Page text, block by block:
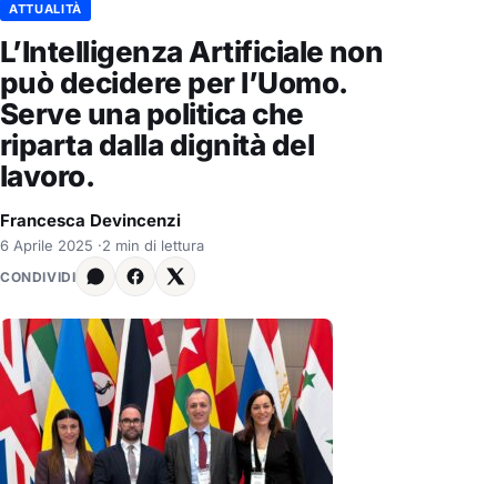
ATTUALITÀ
L’Intelligenza Artificiale non
può decidere per l’Uomo.
Serve una politica che
riparta dalla dignità del
lavoro.
Francesca Devincenzi
6 Aprile 2025 ·2 min di lettura
CONDIVIDI